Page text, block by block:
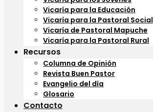
Vicaría para la Educación
Vicaría para la Pastoral Social
Vicaría de Pastoral Mapuche
Vicaría para la Pastoral Rural
Recursos
Columna de Opinión
Revista Buen Pastor
Evangelio del día
Glosario
Contacto